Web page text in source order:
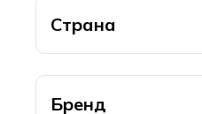
Страна
Бренд